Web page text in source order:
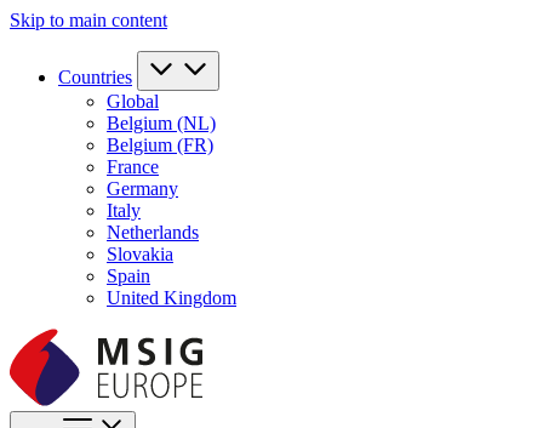
Skip to main content
Countries
Global
Belgium (NL)
Belgium (FR)
France
Germany
Italy
Netherlands
Slovakia
Spain
United Kingdom